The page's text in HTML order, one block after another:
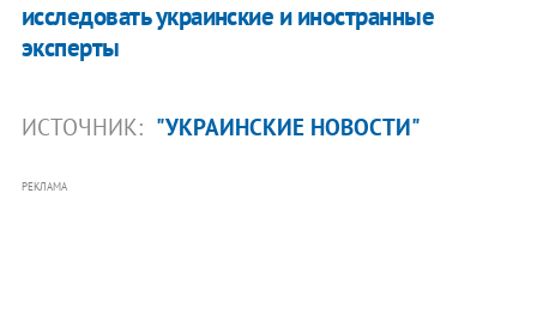
исследовать украинские и иностранные
эксперты
ИСТОЧНИК: "УКРАИНСКИЕ НОВОСТИ"
РЕКЛАМА